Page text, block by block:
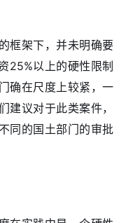
框架下，并未明确要
25%以上的硬性限制
确在尺度上较紧，一
建议对于此类案件，
同的国土部门的审批